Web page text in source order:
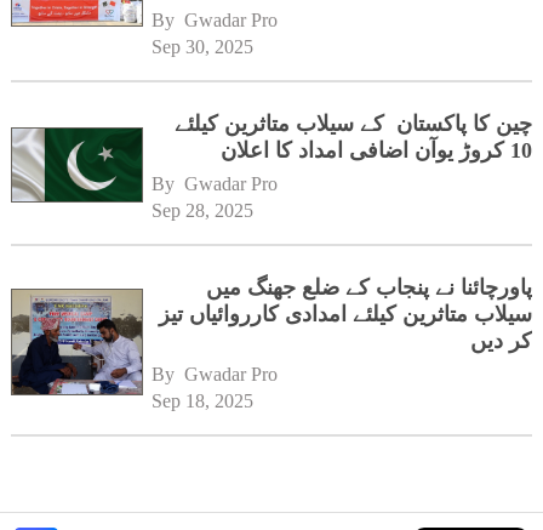
By Gwadar Pro
Sep 30, 2025
چین کا پاکستان کے سیلاب متاثرین کیلئے
10 کروڑ یوآن اضافی امداد کا اعلان
By Gwadar Pro
Sep 28, 2025
پاورچائنا نے پنجاب کے ضلع جھنگ میں
سیلاب متاثرین کیلئے امدادی کارروائیاں تیز
کر دیں
By Gwadar Pro
Sep 18, 2025